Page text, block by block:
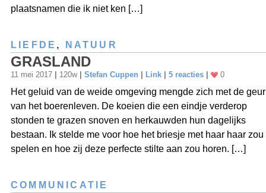
plaatsnamen die ik niet ken […]
LIEFDE , NATUUR
GRASLAND
11 mei 2017 120w Stefan Cuppen Link 5 reacties 0
Het geluid van de weide omgeving mengde zich met de geur
van het boerenleven. De koeien die een eindje verderop
stonden te grazen snoven en herkauwden hun dagelijks
bestaan. Ik stelde me voor hoe het briesje met haar haar zou
spelen en hoe zij deze perfecte stilte aan zou horen. […]
COMMUNICATIE